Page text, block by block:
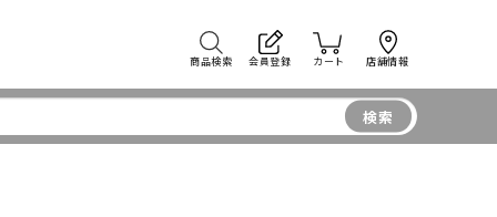
商品検索 会員登録 カート 店舗情報
検索